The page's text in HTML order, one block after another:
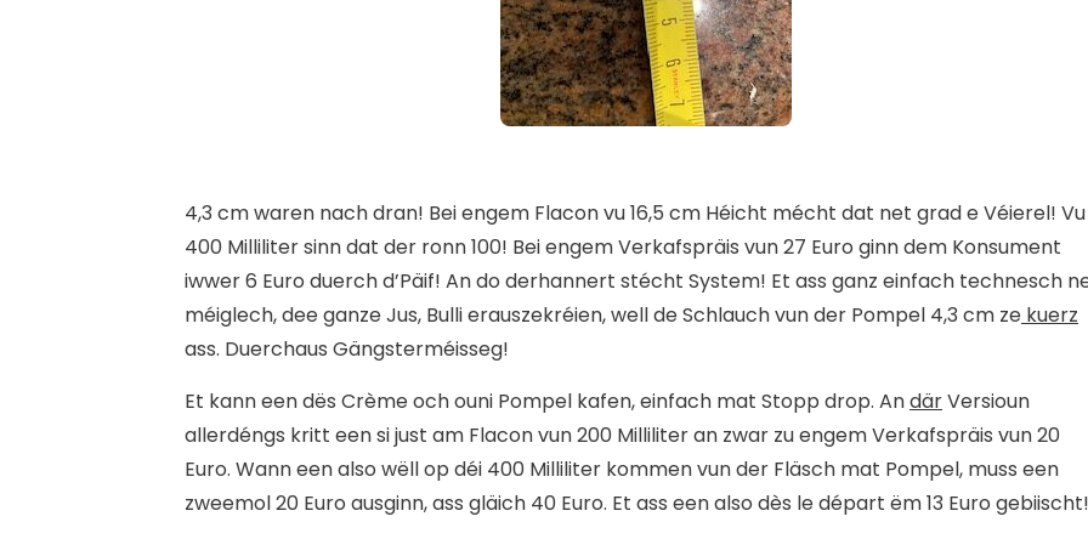
4,3 cm waren nach dran! Bei engem Flacon vu 16,5 cm Héicht mécht dat net grad e Véierel! Vu
400 Milliliter sinn dat der ronn 100! Bei engem Verkafspräis vun 27 Euro ginn dem Konsument
iwwer 6 Euro duerch d’Päif! An do derhannert stécht System! Et ass ganz einfach technesch
méiglech, dee ganze Jus, Bulli erauszekréien, well de Schlauch vun der Pompel 4,3 cm ze kuerz
ass. Duerchaus Gängsterméisseg!
Et kann een dës Crème och ouni Pompel kafen, einfach mat Stopp drop. AndärVersioun
allerdéngs kritt een si just am Flacon vun 200 Milliliter an zwar zu engem Verkafspräis vun 20
Euro. Wann een also wëll op déi 400 Milliliter kommen vun der Fläsch mat Pompel, muss een
zweemol 20 Euro ausginn, ass gläich 40 Euro. Et ass een also dès le départ ëm 13 Euro gebiischt!